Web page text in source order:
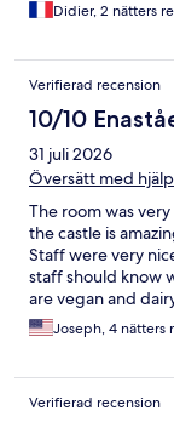
Didier, 2 nätters
Verifierad recension
10/10
31 juli 2026
Översätt med
The room was
the castle is
Staff were very
staff should know
are vegan and
Joseph, 4 nätters
Verifierad recension